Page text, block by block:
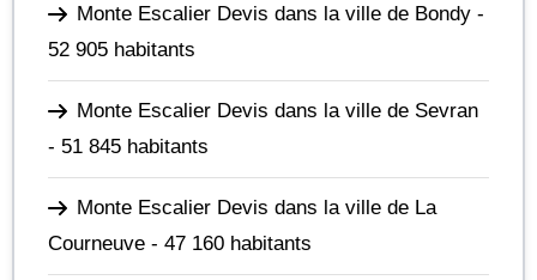
Monte Escalier Devis dans la ville de Bondy -
52 905 habitants
Monte Escalier Devis dans la ville de Sevran
- 51 845 habitants
Monte Escalier Devis dans la ville de La
Courneuve - 47 160 habitants